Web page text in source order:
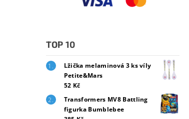
TOP 10
Lžička melaminová 3 ks víly
Petite&Mars
52 Kč
Transformers MV8 Battling
figurka Bumblebee